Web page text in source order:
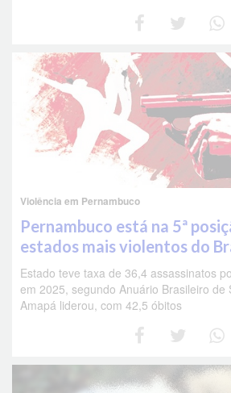
Violência em Pernambuco
Pernambuco está na 5ª
estados mais violentos do
Estado teve taxa de 36,4 assassinatos
em 2025, segundo Anuário Brasileiro de
Amapá liderou, com 42,5 óbitos